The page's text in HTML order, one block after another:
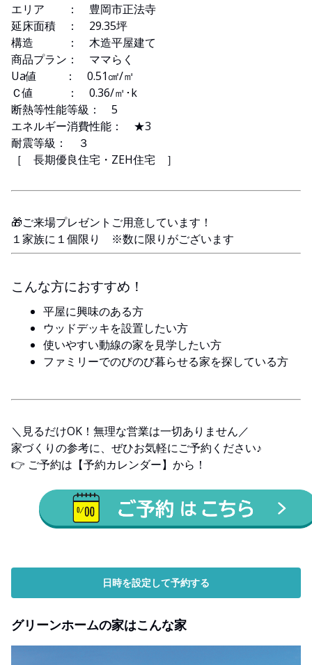
エリア ： 豊岡市正法寺
延床面積 ： 29.35坪
構造 ： 木造平屋建て
商品プラン： ママらく
Ua値 ： 0.51㎠/㎡
Ｃ値 ： 0.36/㎡･k
断熱等性能等級： 5
エネルギー消費性能： ★3
耐震等級： ３
［ 長期優良住宅・ZEH住宅 ］
🎁ご来場プレゼントご用意しています！
１家族に１個限り ※数に限りがございます
こんな方におすすめ！
平屋に興味のある方
ウッドデッキを設置したい方
使いやすい動線の家を見学したい方
ファミリーでのびのび暮らせる家を探している方
＼見るだけOK！無理な営業は一切ありません／
家づくりの参考に、ぜひお気軽にご予約ください♪
👉 ご予約は【予約カレンダー】から！
日時を設定して予約する
グリーンホームの家はこんな家